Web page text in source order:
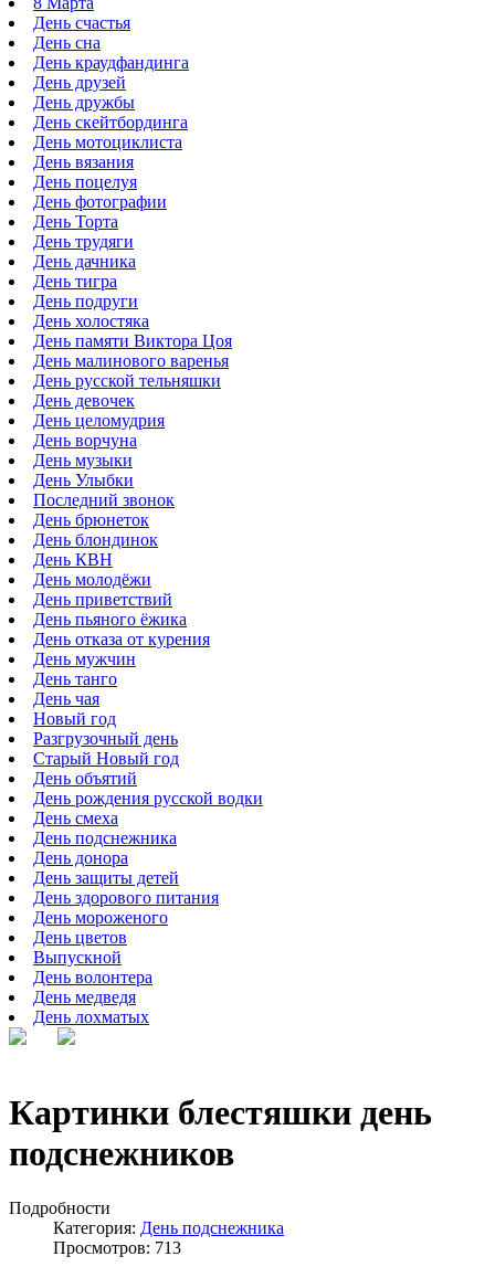
День счастья
День сна
День краудфандинга
День друзей
День дружбы
День скейтбординга
День мотоциклиста
День вязания
День поцелуя
День фотографии
День Торта
День трудяги
День дачника
День тигра
День подруги
День холостяка
День памяти Виктора Цоя
День малинового варенья
День русской тельняшки
День девочек
День целомудрия
День ворчуна
День музыки
День Улыбки
Последний звонок
День брюнеток
День блондинок
День КВН
День молодёжи
День приветствий
День пьяного ёжика
День отказа от курения
День мужчин
День танго
День чая
Новый год
Разгрузочный день
Старый Новый год
День объятий
День рождения русской водки
День смеха
День подснежника
День донора
День защиты детей
День здорового питания
День мороженого
День цветов
Выпускной
День волонтера
День медведя
День лохматых
Картинки блестяшки день
подснежников
Подробности
Категория: День подснежника
Просмотров: 713